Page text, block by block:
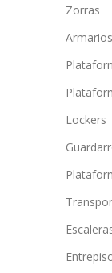
Zorras
Armarios
Lockers